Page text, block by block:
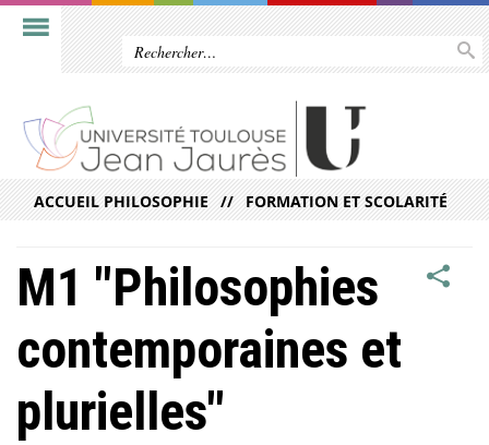
ACCUEIL PHILOSOPHIE FORMATION ET SCOLARITÉ
M1 "Philosophies
contemporaines et
plurielles"